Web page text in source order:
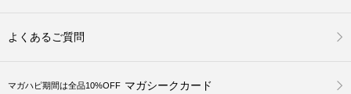
よくあるご質問
マガハピ期間は全品10%OFF マガシークカード